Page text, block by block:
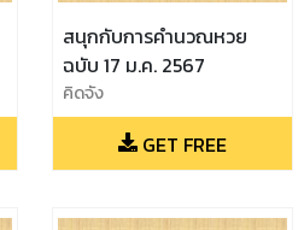
สนุกกับการคำนวณหวย
ฉบับ 17 ม.ค. 2567
คิดจัง
GET FREE